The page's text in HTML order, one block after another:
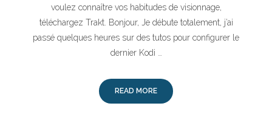
voulez connaître vos habitudes de visionnage,
téléchargez Trakt. Bonjour, Je débute totalement, j’ai
passé quelques heures sur des tutos pour configurer le
dernier Kodi …
READ MORE